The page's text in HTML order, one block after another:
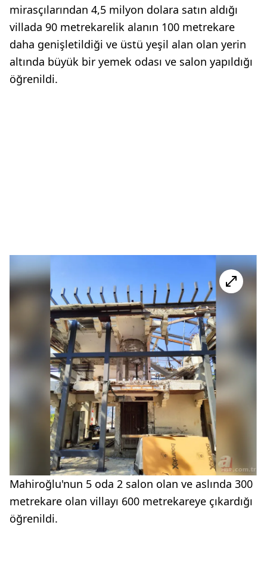
mirasçılarından 4,5 milyon dolara satın aldığı
villada 90 metrekarelik alanın 100 metrekare
daha genişletildiği ve üstü yeşil alan olan yerin
altında büyük bir yemek odası ve salon yapıldığı
öğrenildi.
Mahiroğlu'nun 5 oda 2 salon olan ve aslında 300
metrekare olan villayı 600 metrekareye çıkardığı
öğrenildi.